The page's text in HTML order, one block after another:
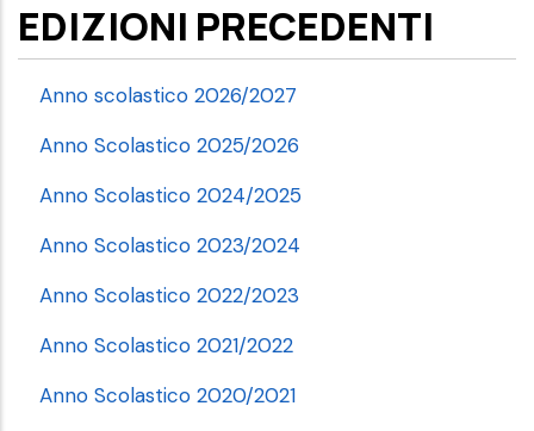
EDIZIONI PRECEDENTI
Anno scolastico 2026/2027
Anno Scolastico 2025/2026
Anno Scolastico 2024/2025
Anno Scolastico 2023/2024
Anno Scolastico 2022/2023
Anno Scolastico 2021/2022
Anno Scolastico 2020/2021